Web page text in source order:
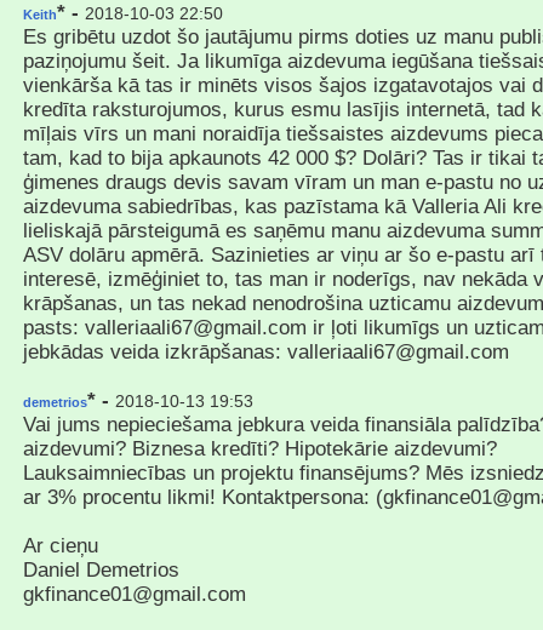
Keith* - 2018-10-03 22:50
Es gribētu uzdot šo jautājumu pirms doties uz manu
paziņojumu šeit. Ja likumīga aizdevuma iegūšana
vienkārša kā tas ir minēts visos šajos izgatavotajos vai
kredīta raksturojumos, kurus esmu lasījis internetā, tad
mīļais vīrs un mani noraidīja tiešsaistes aizdevums
tam, kad to bija apkaunots 42 000 $? Dolāri? Tas ir tikai
ģimenes draugs devis savam vīram un man e-pastu no
aizdevuma sabiedrības, kas pazīstama kā Valleria Ali
lieliskajā pārsteigumā es saņēmu manu aizdevuma
ASV dolāru apmērā. Sazinieties ar viņu ar šo e-pastu arī
interesē, izmēģiniet to, tas man ir noderīgs, nav nekāda
krāpšanas, un tas nekad nenodrošina uzticamu
pasts: valleriaali67@gmail.com ir ļoti likumīgs un
jebkādas veida izkrāpšanas: valleriaali67@gmail.com
demetrios* - 2018-10-13 19:53
Vai jums nepieciešama jebkura veida finansiāla
aizdevumi? Biznesa kredīti? Hipotekārie aizdevumi?
Lauksaimniecības un projektu finansējums? Mēs
ar 3% procentu likmi! Kontaktpersona:
Ar cieņu
Daniel Demetrios
gkfinance01@gmail.com